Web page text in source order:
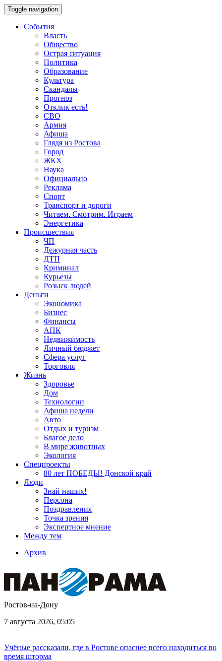
Toggle navigation
События
Власть
Общество
Острая ситуация
Политика
Образование
Культура
Скандалы
Прогноз
Отклик есть!
СВО
Армия
Афиша
Глядя из Ростова
Город
ЖКХ
Наука
Официально
Реклама
Спорт
Транспорт и дороги
Читаем. Смотрим. Играем
Энергетика
Происшествия
ЧП
Дежурная часть
ДТП
Криминал
Курьезы
Розыск людей
Деньги
Экономика
Бизнес
Финансы
АПК
Недвижимость
Личный бюджет
Сфера услуг
Торговля
Жизнь
Здоровье
Дом
Технологии
Афиша недели
Авто
Отдых и туризм
Благое дело
В мире животных
Экология
Спецпроекты
80 лет ПОБЕДЫ! Донской край
Люди
Знай наших!
Персона
Поздравления
Точка зрения
Экспертное мнение
Между тем
Архив
Ростов-на-Дону
7 августа 2026, 05:05
Учёные рассказали, где в Ростове опаснее всего находиться во
время шторма